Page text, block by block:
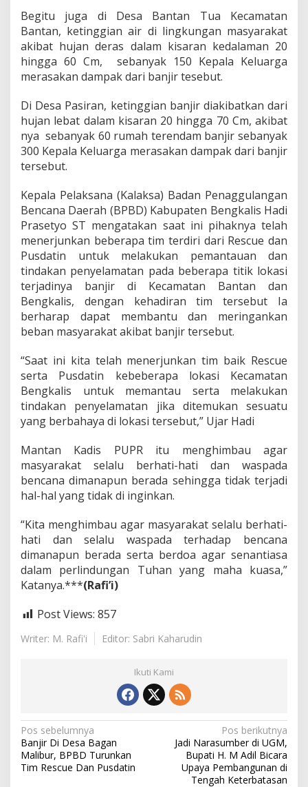
a
n
T
r
p
n
t
a
u
M
g
a
l
a
m
i
B
a
j
i
r
Begitu juga di Desa Bantan Tua Kecamatan
Bantan, ketinggian air di lingkungan masyarakat
akibat hujan deras dalam kisaran kedalaman 20
hingga 60 Cm, sebanyak 150 Kepala Keluarga
merasakan dampak dari banjir tesebut.
Di Desa Pasiran, ketinggian banjir diakibatkan dari
hujan lebat dalam kisaran 20 hingga 70 Cm, akibat
nya sebanyak 60 rumah terendam banjir sebanyak
300 Kepala Keluarga merasakan dampak dari banjir
tersebut.
Kepala Pelaksana (Kalaksa) Badan Penaggulangan
Bencana Daerah (BPBD) Kabupaten Bengkalis Hadi
Prasetyo ST mengatakan saat ini pihaknya telah
menerjunkan beberapa tim terdiri dari Rescue dan
Pusdatin untuk melakukan pemantauan dan
tindakan penyelamatan pada beberapa titik lokasi
terjadinya banjir di Kecamatan Bantan dan
Bengkalis, dengan kehadiran tim tersebut Ia
berharap dapat membantu dan meringankan
beban masyarakat akibat banjir tersebut.
“Saat ini kita telah menerjunkan tim baik Rescue
serta Pusdatin kebeberapa lokasi Kecamatan
Bengkalis untuk memantau serta melakukan
tindakan penyelamatan jika ditemukan sesuatu
yang berbahaya di lokasi tersebut,” Ujar Hadi
Mantan Kadis PUPR itu menghimbau agar
masyarakat selalu berhati-hati dan waspada
bencana dimanapun berada sehingga tidak terjadi
hal-hal yang tidak di inginkan.
“Kita menghimbau agar masyarakat selalu berhati-
hati dan selalu waspada terhadap bencana
dimanapun berada serta berdoa agar senantiasa
dalam perlindungan Tuhan yang maha kuasa,”
Katanya.***(Rafi’i)
Post Views: 857
Writer: M. Rafi'i Editor: Sabri Kaharudin
Ikuti Kami
N
a
v
Pos sebelumnya
Banjir Di Desa Bagan
Malibur, BPBD Turunkan
Tim Rescue Dan Pusdatin
Pos berikutnya
Jadi Narasumber di UGM,
Bupati H. M Adil Bicara
Upaya Pembangunan di
Tengah Keterbatasan